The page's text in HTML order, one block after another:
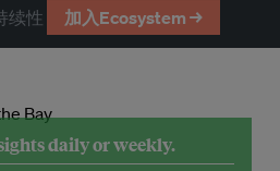
续性 加入Ecosystem →
daily or weekly.